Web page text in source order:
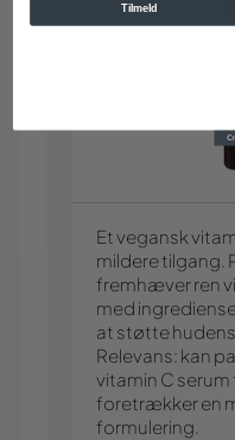
Et vegansk
mildere tilgang.
fremhæver ren
med
at støtte
Relevans: kan
vitamin C
foretrækker en
formulering.
Tilmeld